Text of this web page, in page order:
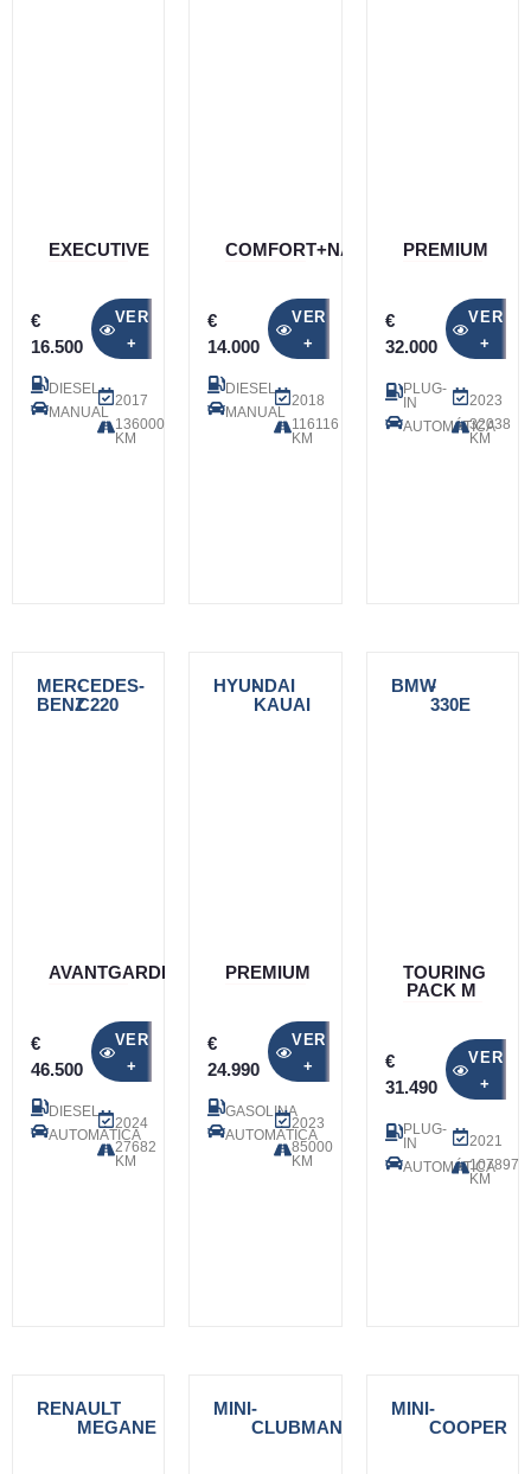
EXECUTIVE
€
16.500
VER
+
DIESEL
MANUAL
2017
136000
KM
COMFORT+NAVI
€
14.000
VER
+
DIESEL
MANUAL
2018
116116
KM
PREMIUM
€
32.000
VER
+
PLUG-
IN
AUTOMÁTICA
2023
32038
KM
MERCEDES-
BENZ
-
C220
AVANTGARDE
€
46.500
VER
+
DIESEL
AUTOMÁTICA
2024
27682
KM
HYUNDAI
-
KAUAI
PREMIUM
€
24.990
VER
+
GASOLINA
AUTOMÁTICA
2023
85000
KM
BMW-
330E
TOURING
PACK M
€
31.490
VER
+
PLUG-
IN
AUTOMÁTICA
2021
107897
KM
RENAULT
-
MEGANE
MINI-
CLUBMAN
MINI-
COOPER